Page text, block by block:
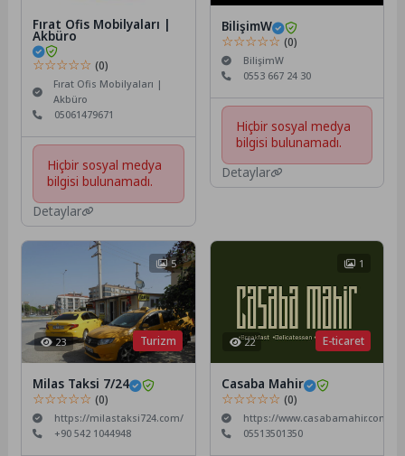
Fırat Ofis Mobilyaları |
Akbüro
☆☆☆☆☆(0)
Fırat Ofis Mobilyaları |
Akbüro
05061479671
Hiçbir sosyal medya
bilgisi bulunamadı.
Detaylar
BilişimW
☆☆☆☆☆ (0)
BilişimW
0553 667 24 30
Hiçbir sosyal medya
bilgisi bulunamadı.
Detaylar
Turizm
23
5
Milas Taksi 7/24
☆☆☆☆☆(0)
https://milastaksi724.com/
+90 542 1044948
E-ticaret
22
1
Casaba Mahir
☆☆☆☆☆ (0)
https://www.casabamahir.com/
05513501350